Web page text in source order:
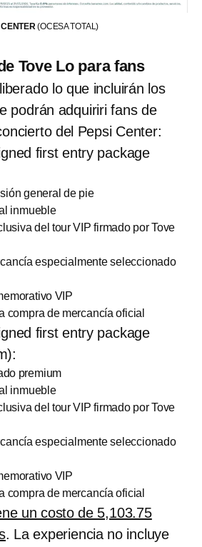
CENTER(OCESA TOTAL)
Tove Lo para fans
lo que incluirán los
podrán adquiriri fans de
del Pepsi Center:
first entry package
general de pie
inmueble
del tour VIP firmado por Tove
especialmente seleccionado
VIP
compra de mercancía oficial
first entry package
premium
inmueble
del tour VIP firmado por Tove
especialmente seleccionado
VIP
compra de mercancía oficial
un costo de 5,103.75
. La experiencia no incluye